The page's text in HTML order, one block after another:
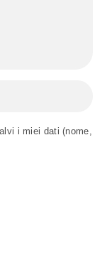
i miei dati (nome,